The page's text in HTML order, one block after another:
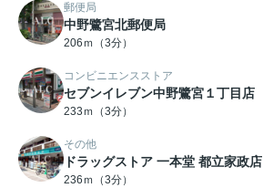
郵便局
中野鷺宮北郵便局
206ｍ（3分）
コンビニエンスストア
セブンイレブン中野鷺宮１丁目店
233ｍ（3分）
その他
ドラッグストア 一本堂 都立家政店
236ｍ（3分）